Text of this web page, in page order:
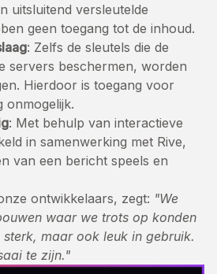
uitsluitend versleutelde
geen toegang tot de inhoud.
: Zelfs de sleutels die de
servers beschermen, worden
Hierdoor is toegang voor
onmogelijk.
: Met behulp van interactieve
in samenwerking met Rive,
van een bericht speels en
ontwikkelaars, zegt: "We
waar we trots op konden
maar ook leuk in gebruik.
te zijn."